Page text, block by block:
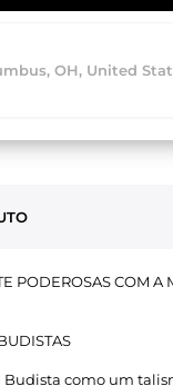
OH, United
PODEROSAS COM A
Budista como um